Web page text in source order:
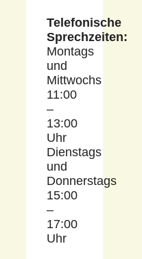
Telefonische
Sprechzeiten:
Montags
und
Mittwochs
11:00
–
13:00
Uhr
Dienstags
und
Donnerstags
15:00
–
17:00
Uhr